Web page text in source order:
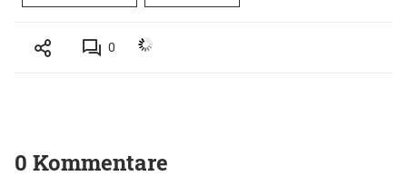
0
0 Kommentare